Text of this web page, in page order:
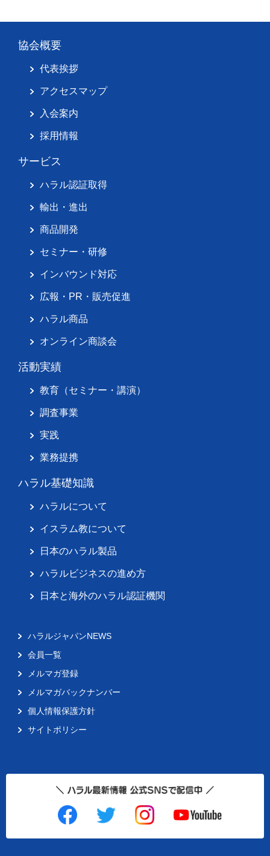
協会概要
代表挨拶
アクセスマップ
入会案内
採用情報
サービス
ハラル認証取得
輸出・進出
商品開発
セミナー・研修
インバウンド対応
広報・PR・販売促進
ハラル商品
オンライン商談会
活動実績
教育（セミナー・講演）
調査事業
実践
業務提携
ハラル基礎知識
ハラルについて
イスラム教について
日本のハラル製品
ハラルビジネスの進め方
日本と海外のハラル認証機関
ハラルジャパンNEWS
会員一覧
メルマガ登録
メルマガバックナンバー
個人情報保護方針
サイトポリシー